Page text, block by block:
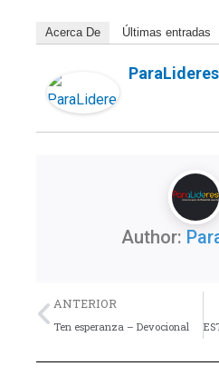
Acerca De Últimas entradas
ParaLideres
Author:
Previo
ANTERIOR
Ten esperanza – Devocional